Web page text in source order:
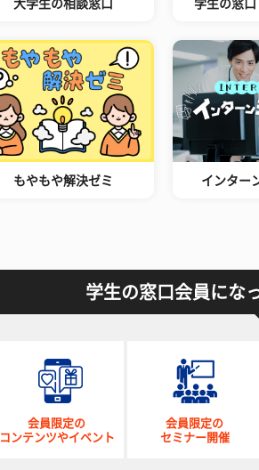
大学生の相談窓口 学生の窓口
もやもや解決ゼミ インター
学生の窓口会員にな
会員限定の
コンテンツやイベント
会員限定の
セミナー開催